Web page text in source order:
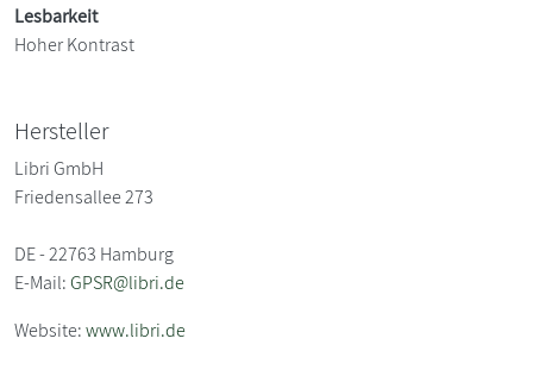
Lesbarkeit
Hoher Kontrast
Hersteller
Libri GmbH
Friedensallee 273
DE - 22763 Hamburg
E-Mail:GPSR@libri.de
Website:www.libri.de